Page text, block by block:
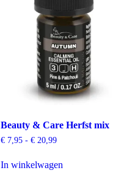
Beauty & Care Herfst mix
€7,95 - €20,99Prijsklasse:
€ 20,99
In winkelwagen